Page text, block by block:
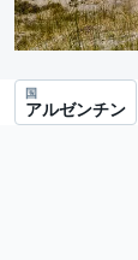
国
アルゼンチン